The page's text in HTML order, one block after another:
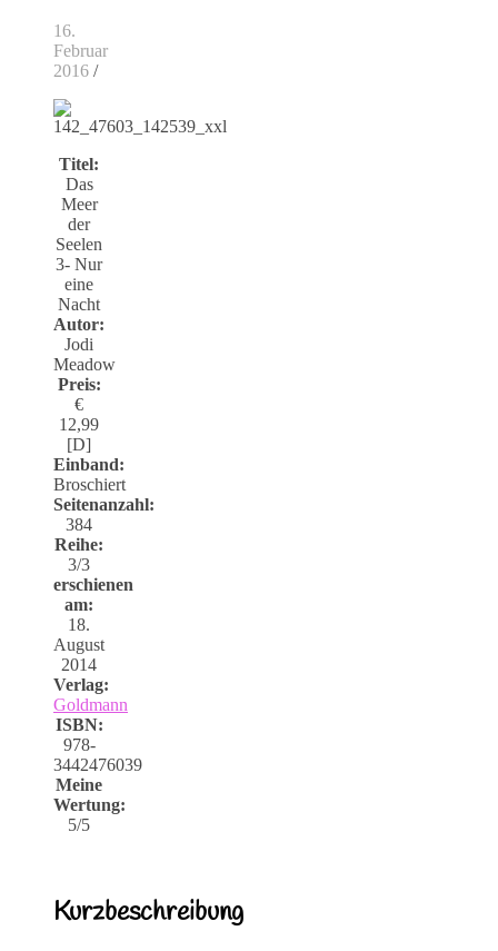
16.
Februar
2016 /
Titel:
Das
Meer
der
Seelen
3- Nur
eine
Nacht
Autor:
Jodi
Meadow
Preis:
€
12,99
[D]
Einband:
Broschiert
Seitenanzahl:
384
Reihe:
3/3
erschienen
am:
18.
August
2014
Verlag:
Goldmann
ISBN:
978-
3442476039
Meine
Wertung:
5/5
Kurzbeschreibung